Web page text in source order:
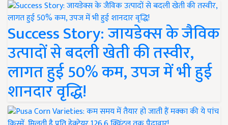
Success Story: जायडेक्स के जैविक
उत्पादों से बदली खेती की तस्वीर,
लागत हुई 50% कम, उपज में भी हुई
शानदार वृद्धि!